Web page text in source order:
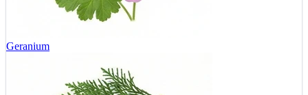
Geranium